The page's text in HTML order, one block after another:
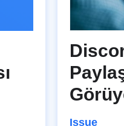
Issue